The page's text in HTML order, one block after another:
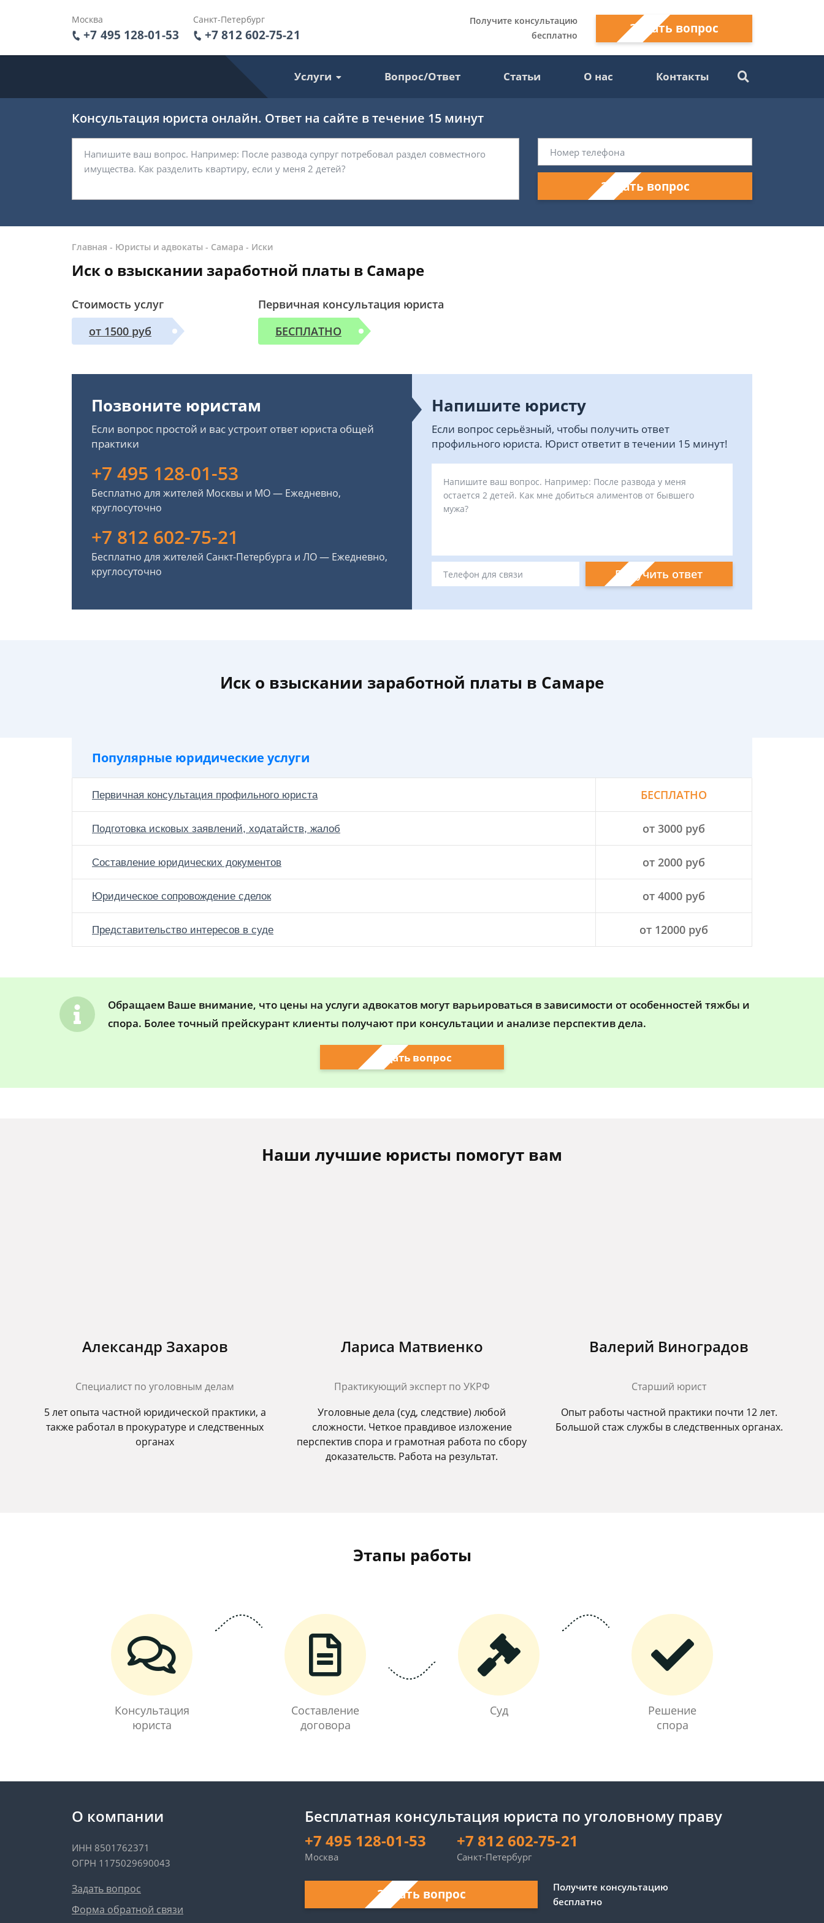
Москва
+7 495 128-01-53
Санкт-Петербург
+7 812 602-75-21
Получите консультацию
бесплатно
Задать вопрос
Услуги Вопрос/Ответ Статьи О нас Контакты
Консультация юриста онлайн. Ответ на сайте в течение 15 минут
Задать вопрос
Главная - Юристы и адвокаты - Самара - Иски
Иск о взыскании заработной платы в Самаре
Стоимость услуг
от 1500 руб
Первичная консультация юриста
БЕСПЛАТНО
Позвоните юристам
Если вопрос простой и вас устроит ответ юриста общей
практики
+7 495 128-01-53
Бесплатно для жителей Москвы и МО — Ежедневно,
круглосуточно
+7 812 602-75-21
Бесплатно для жителей Санкт-Петербурга и ЛО — Ежедневно,
круглосуточно
Напишите юристу
Если вопрос серьёзный, чтобы получить ответ
профильного юриста. Юрист ответит в течении 15 минут!
Получить ответ
Иск о взыскании заработной платы в Самаре
Популярные юридические услуги
Первичная консультация профильного юриста БЕСПЛАТНО
Подготовка исковых заявлений, ходатайств, жалоб от 3000 руб
Составление юридических документов от 2000 руб
Юридическое сопровождение сделок от 4000 руб
Представительство интересов в суде от 12000 руб
Обращаем Ваше внимание, что цены на услуги адвокатов могут варьироваться в зависимости от особенностей тяжбы и
спора. Более точный прейскурант клиенты получают при консультации и анализе перспектив дела.
Задать вопрос
Наши лучшие юристы помогут вам
Александр Захаров
Специалист по уголовным делам
5 лет опыта частной юридической практики, а
также работал в прокуратуре и следственных
органах
Лариса Матвиенко
Практикующий эксперт по УКРФ
Уголовные дела (суд, следствие) любой
сложности. Четкое правдивое изложение
перспектив спора и грамотная работа по сбору
доказательств. Работа на результат.
Валерий Виноградов
Старший юрист
Опыт работы частной практики почти 12 лет.
Большой стаж службы в следственных органах.
Этапы работы
Консультация
юриста
Составление
договора
Суд
Решение
спора
О компании
ИНН 8501762371
ОГРН 1175029690043
Задать вопрос
Форма обратной связи
Бесплатная консультация юриста по уголовному праву
+7 495 128-01-53
Москва
+7 812 602-75-21
Санкт-Петербург
Задать вопрос
Получите консультацию
бесплатно
Здравствуйте! Я дежурный
юрист-консультант сайта,